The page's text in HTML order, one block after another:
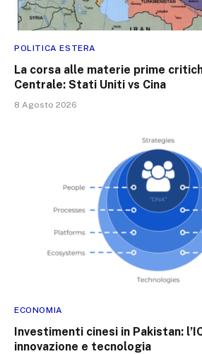
POLITICA ESTERA
La corsa alle materie prime
Centrale: Stati Uniti vs Cina
8 Agosto 2026
ECONOMIA
Investimenti cinesi in Pakistan:
innovazione e tecnologia